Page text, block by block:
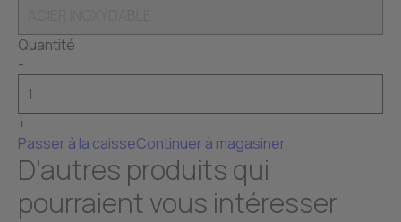
Quantité
-
+
Passer à la caisseContinuer à magasiner
D'autres produits qui
pourraient vous intéresser